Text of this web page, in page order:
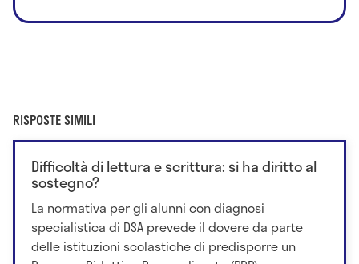
RISPOSTE SIMILI
Difficoltà di lettura e scrittura: si ha diritto al
sostegno?
La normativa per gli alunni con diagnosi
specialistica di DSA prevede il dovere da parte
delle istituzioni scolastiche di predisporre un